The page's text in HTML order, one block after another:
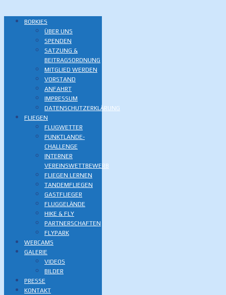
BORKIES
ÜBER UNS
SPENDEN
SATZUNG &
BEITRAGSORDNUNG
MITGLIED WERDEN
VORSTAND
ANFAHRT
IMPRESSUM
DATENSCHUTZERKLÄRUNG
FLIEGEN
FLUGWETTER
PUNKTLANDE-
CHALLENGE
INTERNER
VEREINSWETTBEWERB
FLIEGEN LERNEN
TANDEMFLIEGEN
GASTFLIEGER
FLUGGELÄNDE
HIKE & FLY
PARTNERSCHAFTEN
FLYPARK
WEBCAMS
GALERIE
VIDEOS
BILDER
PRESSE
KONTAKT